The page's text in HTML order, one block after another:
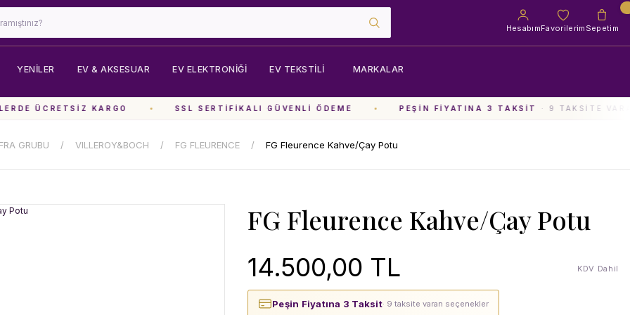
HesabımFavorilerim Sepetim
YENİLER EV & AKSESUAR EV ELEKTRONIĞI EV TEKSTILI MARKALAR
ÜCRETSIZ KARGO SSL SERTIFIKALI GÜVENLI ÖDEME PEŞIN FIYATINA 3 TAKSIT · 9 TAKSITE VARAN
GRUBU VILLEROY&BOCH FG FLEURENCE FG Fleurence Kahve/Çay Potu
FG Fleurence Kahve/Çay Potu
14.500,00 TL KDV Dahil
Peşin Fiyatına 3 Taksit· 9 taksite varan seçenekler